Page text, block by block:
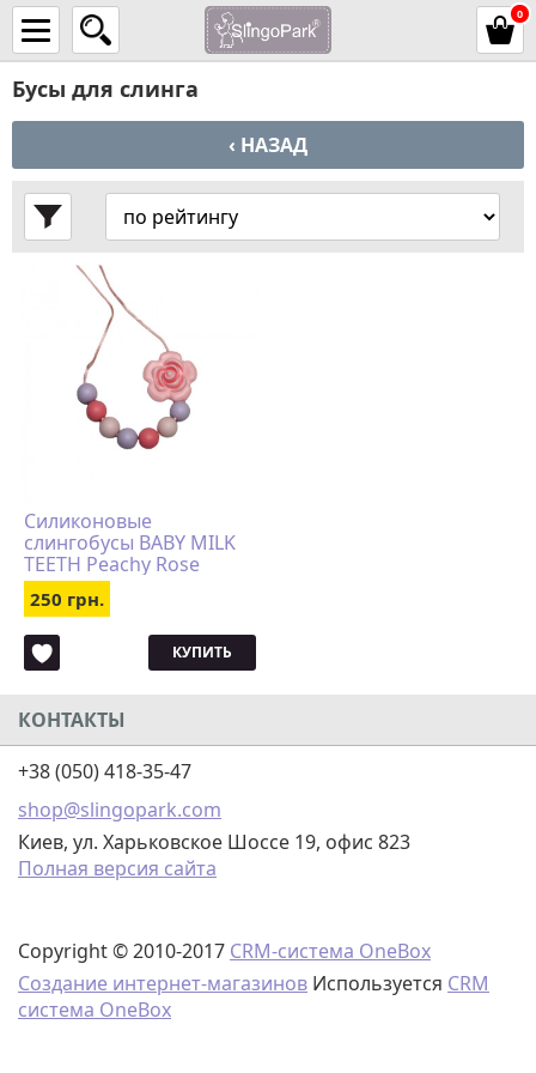
0
Бусы для слинга
‹ НАЗАД
Силиконовые
слингобусы BABY MILK
TEETH Peachy Rose
250 грн.
КУПИТЬ
КОНТАКТЫ
+38 (050) 418-35-47
shop@slingopark.com
Киев, ул. Харьковское Шоссе 19, офис 823
Полная версия сайта
Copyright © 2010-2017 CRM-система OneBox
Создание интернет-магазинов Используется CRM
система OneBox